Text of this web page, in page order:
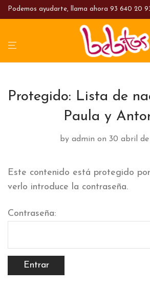
Podemos ayudarte, llama ahora 93 640 20
Protegido: Lista de
Paula y
by admin on 30 abril
Este contenido está protegido
verlo introduce la contraseña.
Contraseña: